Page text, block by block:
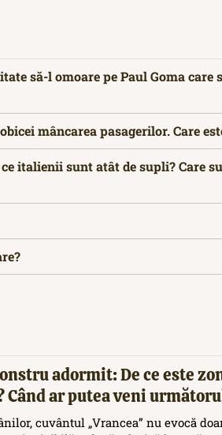
să-l omoare pe Paul Goma care
mâncarea pasagerilor. Care
italienii sunt atât de supli? Care
adormit: De ce este
Când ar putea veni
cuvântul „Vrancea” nu evocă